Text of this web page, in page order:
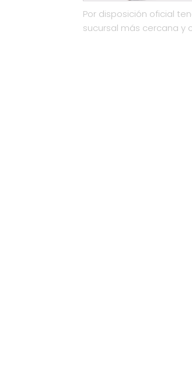
Por disposición oficial
sucursal más cercana y